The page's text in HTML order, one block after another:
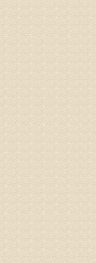
专家回
专家回
物灌注
来院就
病情描
专家回
由于来
姓名：
病情描